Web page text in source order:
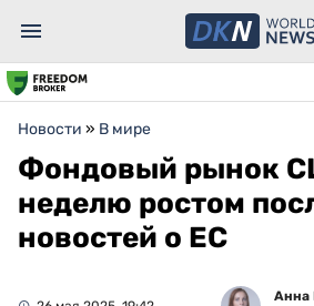
Новости » В мире
Фондовый рынок
неделю ростом
новостей о ЕС
Анна